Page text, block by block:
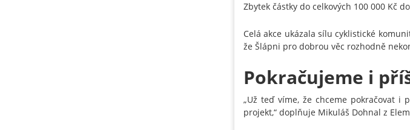
Zbytek částky do celkových 100 000 Kč
Celá akce ukázala sílu cyklistické
že Šlápni pro dobrou věc rozhodně
Pokračujeme i
„Už teď víme, že chceme pokračovat
projekt,“ doplňuje Mikuláš Dohnal z